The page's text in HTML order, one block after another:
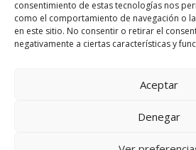
consentimiento de estas tecnologías nos
como el comportamiento de navegación o
en este sitio. No consentir o retirar el
negativamente a ciertas características y
Aceptar
Denegar